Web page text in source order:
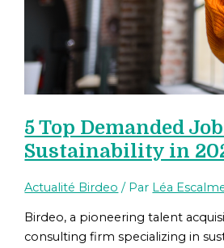
5 Top Demanded
Sustainability in
Actualité Birdeo / Par Léa
Birdeo, a pioneering talent
consulting firm specializing in